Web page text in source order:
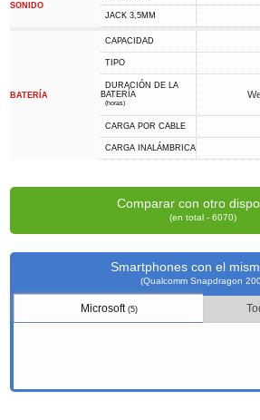
SONIDO
JACK 3,5MM
BATERÍA
CAPACIDAD
TIPO
DURACIÓN DE LA
BATERÍA
(horas)
CARGA POR CABLE
CARGA INALÁMBRICA
Comparar con otro
(en total - 6070)
Smartphones con el
(Qualcomm Snapdragon
Microsoft (5)